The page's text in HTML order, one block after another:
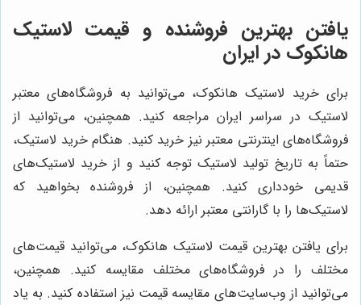
یافتن بهترین فروشنده و قیمت لاستیک
هانکوک در ایران
برای خرید لاستیک هانکوک، می‌توانید به فروشگاه‌های معتبر
لاستیک در سراسر ایران مراجعه کنید. همچنین، می‌توانید از
فروشگاه‌های اینترنتی معتبر نیز خرید کنید. هنگام خرید لاستیک،
حتماً به تاریخ تولید لاستیک توجه کنید و از خرید لاستیک‌های
قدیمی خودداری کنید. همچنین، از فروشنده بخواهید که
لاستیک‌ها را با گارانتی معتبر ارائه دهد.
برای یافتن بهترین قیمت لاستیک هانکوک، می‌توانید قیمت‌های
مختلف را در فروشگاه‌های مختلف مقایسه کنید. همچنین،
می‌توانید از وب‌سایت‌های مقایسه قیمت نیز استفاده کنید. به یاد